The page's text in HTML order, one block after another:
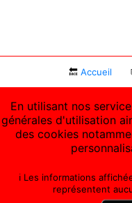
🔙 Accueil
En utilisant nos
générales d'utilisation
des cookies
ℹ️ Les informations
représentent